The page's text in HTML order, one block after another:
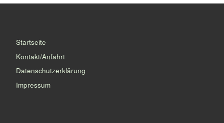
Startseite
Kontakt/Anfahrt
Datenschutzerklärung
Impressum